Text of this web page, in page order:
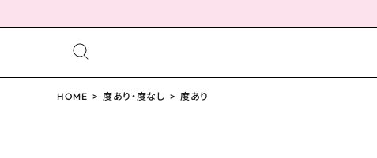
ログイン person 会員登録
HOME 度あり・度なし 度あり